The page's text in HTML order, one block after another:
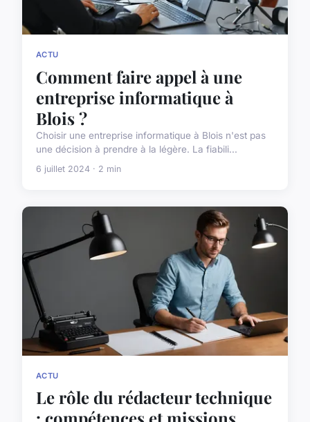
ACTU
Comment faire appel à une
entreprise informatique à
Blois ?
Choisir une entreprise informatique à Blois n'est pas
une décision à prendre à la légère. La fiabili...
6 juillet 2024 · 2 min
ACTU
Le rôle du rédacteur technique